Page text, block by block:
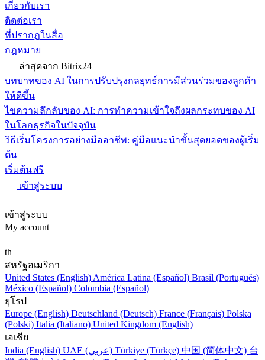
เกี่ยวกับเรา
ติดต่อเรา
ที่ปรากฏในสื่อ
กฎหมาย
ล่าสุดจาก Bitrix24
บทบาทของ AI ในการปรับปรุงกลยุทธ์การมีส่วนร่วมของลูกค้า
ให้ดีขึ้น
ไขความลึกลับของ AI: การทำความเข้าใจถึงผลกระทบของ AI
ในโลกธุรกิจในปัจจุบัน
วิธีเริ่มโครงการอย่างมืออาชีพ: คู่มือแนะนำขั้นสุดยอดของผู้เริ่ม
ต้น
เริ่มต้นฟรี
เข้าสู่ระบบ
เข้าสู่ระบบ
My account
th
สหรัฐอเมริกา
United States (English) América Latina (Español) Brasil (Português)
México (Español) Colombia (Español)
ยุโรป
Europe (English) Deutschland (Deutsch) France (Français) Polska
(Polski) Italia (Italiano) United Kingdom (English)
เอเชีย
India (English)
UAE (عربي) Türkiye (Türkçe) 中国 (简体中文) 台